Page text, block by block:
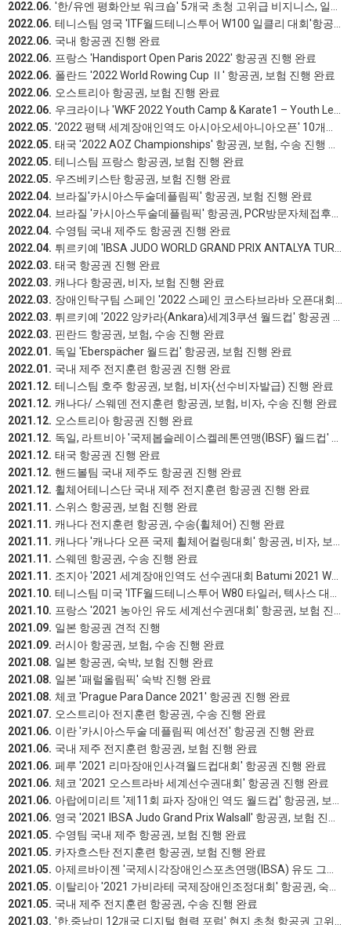
2022.06. '한/유엔 평화안보 워크숍' 5개국 초청 고위급 비지니스, 일반 항공권 진행 완료
2022.06. 테니스팀 영국 'ITF월드테니스투어 W100 일클리 대회'항공권, 보험, 비자 진행 완료
2022.06. 국내 항공권 진행 완료
2022.06. 프랑스 'Handisport Open Paris 2022' 항공권 진행 완료
2022.06. 폴란드 '2022 World Rowing Cup Ⅱ' 항공권, 보험 진행 완료
2022.06. 오스트리아 항공권, 보험 진행 완료
2022.06. 우크라이나 'WKF 2022 Youth Camp & Karate1 – Youth League' 항공권, 보험 진행 완료
2022.05. '2022 평택 세계장애인역도 아시아오세아니아오픈' 10개국 초청항공권 진행 완료
2022.05. 태국 '2022 AOZ Championships' 항공권, 보험, 수송 진행 완료
2022.05. 테니스팀 프랑스 항공권, 보험 진행 완료
2022.05. 우즈베키스탄 항공권, 보험 진행 완료
2022.04. 브라질'카시아스두술데플림픽' 항공권, 보험 진행 완료
2022.04. 브라질 '카시아스두술데플림픽' 항공권, PCR방문자체접후증명서 발급 진행 완료
2022.04. 수영팀 국내 제주도 항공권 진행 완료
2022.04. 튀르키예 'IBSA JUDO WORLD GRAND PRIX ANTALYA TURKEY' 항공권 진행 완료
2022.03. 태국 항공권 진행 완료
2022.03. 캐나다 항공권, 비자, 보험 진행 완료
2022.03. 장애인탁구팀 스페인 '2022 스페인 코스타브라바 오픈대회' 항공권 진행 완료
2022.03. 튀르키예 '2022 앙카라(Ankara)세계3쿠션 월드컵' 항공권 진행 완료
2022.03. 핀란드 항공권, 보험, 수송 진행 완료
2022.01. 독일 'Eberspächer 월드컵' 항공권, 보험 진행 완료
2022.01. 국내 제주 전지훈련 항공권 진행 완료
2021.12. 테니스팀 호주 항공권, 보험, 비자(선수비자발급) 진행 완료
2021.12. 캐나다/ 스웨덴 전지훈련 항공권, 보험, 비자, 수송 진행 완료
2021.12. 오스트리아 항공권 진행 완료
2021.12. 독일, 라트비아 '국제봅슬레이스켈레톤연맹(IBSF) 월드컵' 항공권 진행 완료
2021.12. 태국 항공권 진행 완료
2021.12. 핸드볼팀 국내 제주도 항공권 진행 완료
2021.12. 휠체어테니스단 국내 제주 전지훈련 항공권 진행 완료
2021.11. 스위스 항공권, 보험 진행 완료
2021.11. 캐나다 전지훈련 항공권, 수송(휠체어) 진행 완료
2021.11. 캐나다 '캐나다 오픈 국제 휠체어컬링대회' 항공권, 비자, 보험, 수송 진행 완료
2021.11. 스웨덴 항공권, 수송 진행 완료
2021.11. 조지아 '2021 세계장애인역도 선수권대회 Batumi 2021 World Para Powerlifting Junior and Senior' 항공권 진행 완료
2021.10. 테니스팀 미국 'ITF월드테니스투어 W80 타일러, 텍사스 대회' 항공권, 보험, 비자 진행 완료
2021.10. 프랑스 '2021 농아인 유도 세계선수권대회' 항공권, 보험 진행 완료
2021.09. 일본 항공권 견적 진행
2021.09. 러시아 항공권, 보험, 수송 진행 완료
2021.08. 일본 항공권, 숙박, 보험 진행 완료
2021.08. 일본 '패럴올림픽' 숙박 진행 완료
2021.08. 체코 'Prague Para Dance 2021' 항공권 진행 완료
2021.07. 오스트리아 전지훈련 항공권, 수송 진행 완료
2021.06. 이란 '카시아스두술 데플림픽 예선전' 항공권 진행 완료
2021.06. 국내 제주 전지훈련 항공권, 보험 진행 완료
2021.06. 페루 '2021 리마장애인사격월드컵대회' 항공권 진행 완료
2021.06. 체코 '2021 오스트라바 세계선수권대회' 항공권 진행 완료
2021.06. 아랍에미리트 '제11회 파자 장애인 역도 월드컵' 항공권, 보험 진행 완료
2021.06. 영국 '2021 IBSA Judo Grand Prix Walsall' 항공권, 보험 진행 완료
2021.05. 수영팀 국내 제주 항공권, 보험 진행 완료
2021.05. 카자흐스탄 전지훈련 항공권, 보험 진행 완료
2021.05. 아제르바이젠 '국제시각장애인스포츠연맹(IBSA) 유도 그랑프리' 항공권, 보험 진행 완료
2021.05. 이탈리아 '2021 가비라테 국제장애인조정대회' 항공권, 숙박, 보험, 수송 진행 완료
2021.05. 국내 제주 전지훈련 항공권, 수송 진행 완료
2021.03. '한.중남미 12개국 디지털 협력 포럼' 현지 초청 항공권 고위급(비즈니스항공권)&수행원(이코노미항공권)진행완료